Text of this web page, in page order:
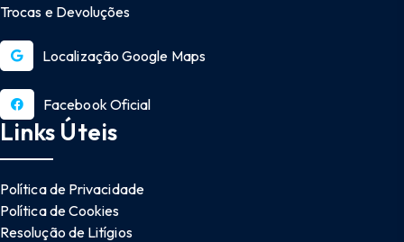
Trocas e Devoluções
Localização Google Maps
Facebook Oficial
Links Úteis
Política de Privacidade
Política de Cookies
Resolução de Litígios